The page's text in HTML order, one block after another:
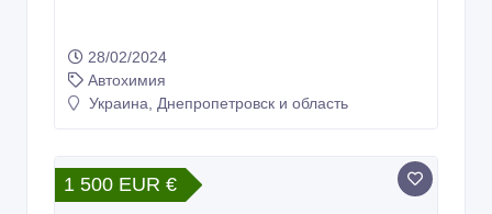
28/02/2024
Автохимия
Украина, Днепропетровск и область
1 500 EUR €